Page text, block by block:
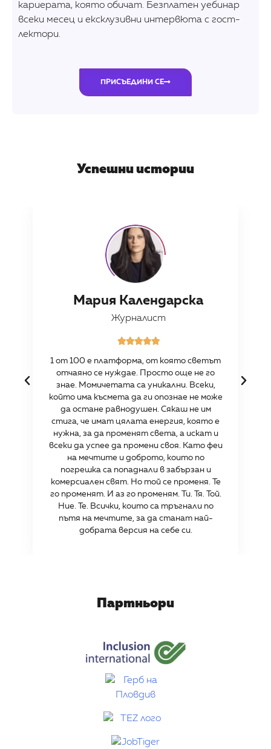
кариерата, която обичат. Безплатен уебинар
всеки месец и ексклузивни интервюта с гост-
лектори.
ПРИСЪЕДИНИ СЕ
Успешни истории
Мария Календарска

Журналист
1 от 100 е платформа, от която светът
отчаяно се нуждае. Просто още не го
знае. Момичетата са уникални. Всеки,
който има късмета да ги опознае не може
да остане равнодушен. Сякаш не им
стига, че имат цялата енергия, която е
нужна, за да променят света, а искат и
всеки да успее да промени своя. Като феи
на мечтите и доброто, които по
погрешка са попаднали в забързан и
комерсиален свят. Но той се променя. Те
го променят. И аз го променям. Ти. Тя. Той.
Ние. Те. Всички, които са тръгнали по
пътя на мечтите, за да станат най-
добрата версия на себе си.
Партньори